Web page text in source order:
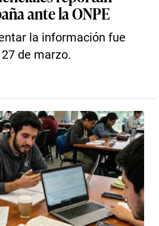
ante la ONPE
la información fue
de marzo.